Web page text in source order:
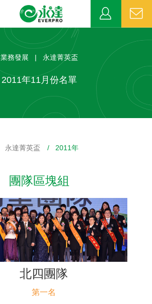
業務發展 | 永達菁英盃
2011年11月份名單
永達菁英盃 / 2011年
團隊區塊組
北四團隊
第一名